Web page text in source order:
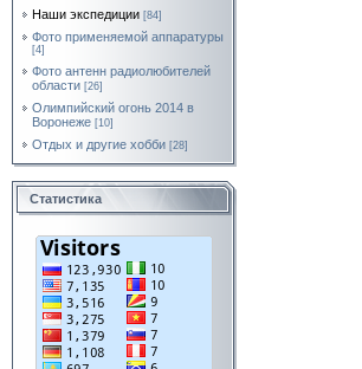
Наши экспедиции [84]
Фото применяемой аппаратуры
[4]
Фото антенн радиолюбителей
области [26]
Олимпийский огонь 2014 в
Воронеже [10]
Отдых и другие хобби [28]
Статистика